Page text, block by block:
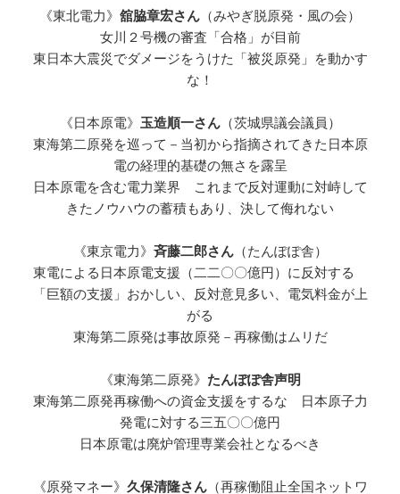
《東北電力》 舘脇章宏さん （みやぎ脱原発・風の会）
女川２号機の審査「合格」が目前
東日本大震災でダメージをうけた「被災原発」を動かす
な！
《日本原電》 玉造順一さん（茨城県議会議員）
東海第二原発を巡って－当初から指摘されてきた日本原
電の経理的基礎の無さを露呈
日本原電を含む電力業界 これまで反対運動に対峙して
きたノウハウの蓄積もあり、決して侮れない
《東京電力》斉藤二郎さん（たんぽぽ舎）
東電による日本原電支援（二二〇〇億円）に反対する
「巨額の支援」おかしい、反対意見多い、電気料金が上
がる
東海第二原発は事故原発－再稼働はムリだ
《東海第二原発》 たんぽぽ舎声明
東海第二原発再稼働への資金支援をするな 日本原子力
発電に対する三五〇〇億円
日本原電は廃炉管理専業会社となるべき
《原発マネー》 久保清隆さん（再稼働阻止全国ネットワ